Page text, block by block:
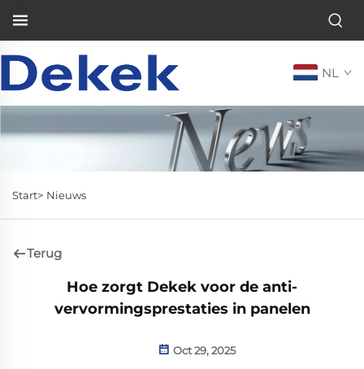
NL
Start> Nieuws
Terug
Hoe zorgt Dekek voor de anti-
vervormingsprestaties in panelen
Oct 29, 2025